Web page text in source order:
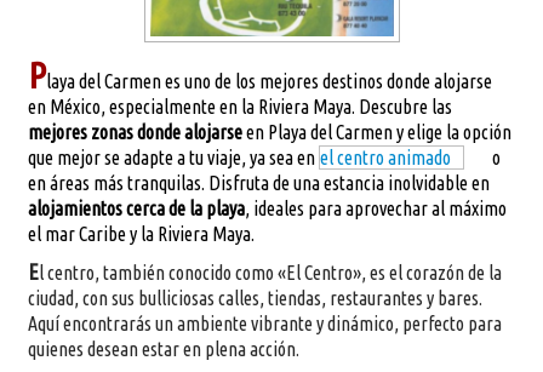
P laya del Carmen es uno de los mejores destinos donde alojarse
en México, especialmente en la Riviera Maya. Descubre las
mejores zonas donde alojarseen Playa del Carmen y elige la opción
que mejor se adapte a tu viaje, ya sea en el centro animado
o
en áreas más tranquilas. Disfruta de una estancia inolvidable en
alojamientos cerca de la playa , ideales para aprovechar al máximo
el mar Caribe y la Riviera Maya.
E l centro, también conocido como «El Centro», es el corazón de la
ciudad, con sus bulliciosas calles, tiendas, restaurantes y bares.
Aquí encontrarás un ambiente vibrante y dinámico, perfecto para
quienes desean estar en plena acción.